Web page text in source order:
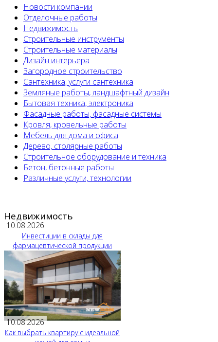
Новости компании
Отделочные работы
Недвижимость
Строительные инструменты
Строительные материалы
Дизайн интерьера
Загородное строительство
Сантехника, услуги сантехника
Земляные работы, ландшафтный дизайн
Бытовая техника, электроника
Фасадные работы, фасадные системы
Кровля, кровельные работы
Мебель для дома и офиса
Дерево, столярные работы
Строительное оборудование и техника
Бетон, бетонные работы
Различные услуги, технологии
Недвижимость
10.08.2026
Инвестиции в склады для
фармацевтической продукции
10.08.2026
Как выбрать квартиру с идеальной